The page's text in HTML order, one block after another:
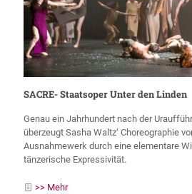
SACRE- Staatsoper Unter den Linden
Genau ein Jahrhundert nach der
überzeugt Sasha Waltz‘ Choreographie
Ausnahmewerk durch eine elementare
tänzerische Expressivität.
>> Mehr